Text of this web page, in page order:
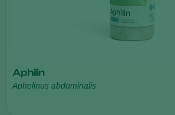
Aphilin
Aphelinus abdominalis